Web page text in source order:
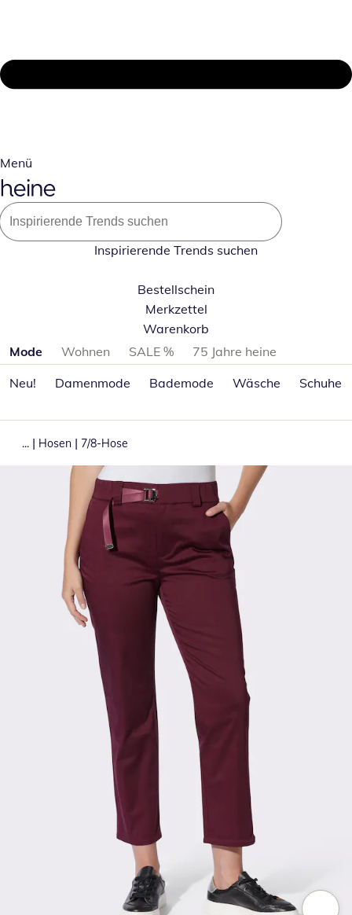
Menü
Inspirierende Trends suchen
Bestellschein
Merkzettel
Warenkorb
Produktkategorien überspringen
Mode Wohnen SALE %
75 Jahre heine
Neu!
Damenmode Bademode Wäsche Schuhe
... | Hosen | 7/8-Hose